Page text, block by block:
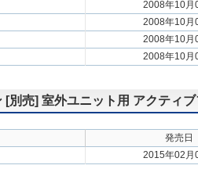
2008年10月
2008年10月
2008年10月
2008年10月
[別売] 室外ユニット用 アクティ
発売日
2015年02月